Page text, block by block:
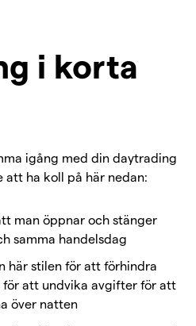
i korta
igång med din daytrading
ha koll på här nedan:
man öppnar och stänger
samma handelsdag
här stilen för att förhindra
för att undvika avgifter för att
över natten